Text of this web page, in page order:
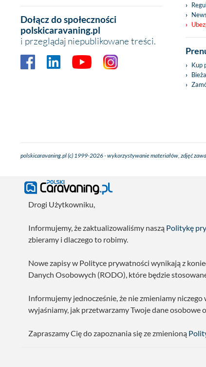
Dołącz do społeczności
polskicaravaning.pl
i przeglądaj niepublikowane treści.
Kup
polskicaravaning.pl (c) 1999-2026 - wykorzystywanie materiałów, zdjęć
Drogi Użytkowniku,
Informujemy, że zaktualizowaliśmy naszą Politykę
zbieramy i dlaczego to robimy.
Nowe zapisy w Polityce prywatności wynikają z
Danych Osobowych (RODO), które będzie
Informujemy jednocześnie, że nie zmieniamy
wyjaśniamy, jak przetwarzamy Twoje dane osobowe
Zapraszamy Cię do zapoznania się ze zmienioną